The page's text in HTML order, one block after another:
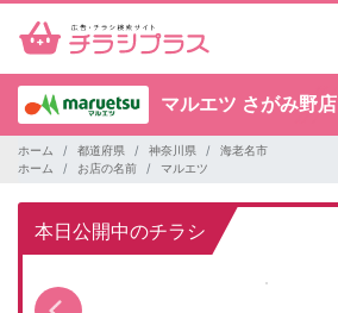
マルエツ さがみ野店
ホーム 都道府県 神奈川県
海老名市
ホーム
お店の名前 マルエツ
本日公開中のチラシ